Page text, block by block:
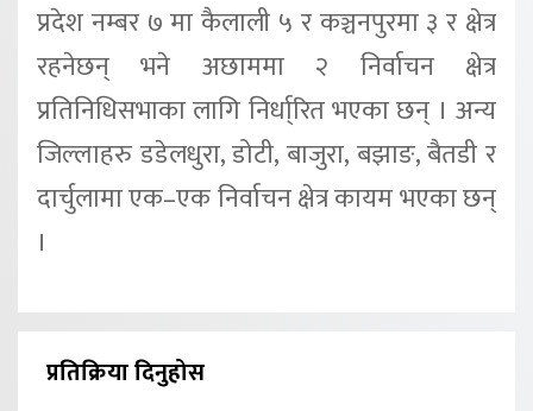
प्रदेश नम्बर ७ मा कैलाली ५ र कञ्चनपुरमा ३ र क्षेत्र
रहनेछन् भने अछाममा २ निर्वाचन क्षेत्र
प्रतिनिधिसभाका लागि निर्धा्रित भएका छन् । अन्य
जिल्लाहरु डडेलधुरा, डोटी, बाजुरा, बझाङ, बैतडी र
दार्चुलामा एक–एक निर्वाचन क्षेत्र कायम भएका छन्
।
प्रतिक्रिया दिनुहोस